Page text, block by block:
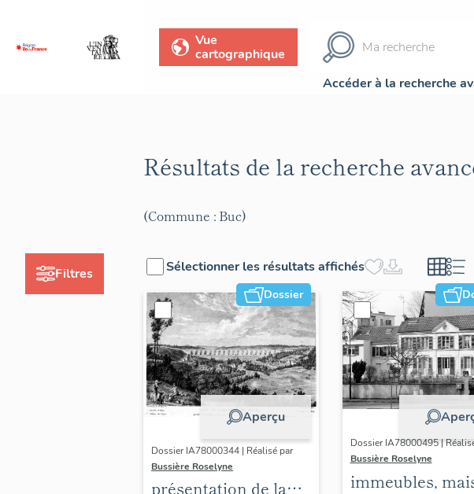
Vue
cartographique
Accéder à la recherche
Filtres
Résultats de la recherche
(Commune : Buc)
Sélectionner les résultats affichés
Dossier
Aperçu
Dossier IA78000344 | Réalisé par
Bussière Roselyne
présentation de la
Dossier IA78000495 |
Bussière Roselyne
immeubles,